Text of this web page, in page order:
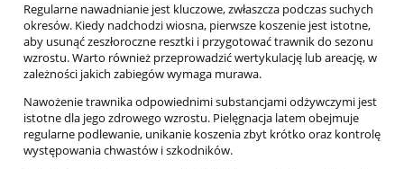
Regularne nawadnianie jest kluczowe, zwłaszcza podczas suchych
okresów. Kiedy nadchodzi wiosna, pierwsze koszenie jest istotne,
aby usunąć zeszłoroczne resztki i przygotować trawnik do sezonu
wzrostu. Warto również przeprowadzić wertykulację lub areację, w
zależności jakich zabiegów wymaga murawa.
Nawożenie trawnika odpowiednimi substancjami odżywczymi jest
istotne dla jego zdrowego wzrostu. Pielęgnacja latem obejmuje
regularne podlewanie, unikanie koszenia zbyt krótko oraz kontrolę
występowania chwastów i szkodników.